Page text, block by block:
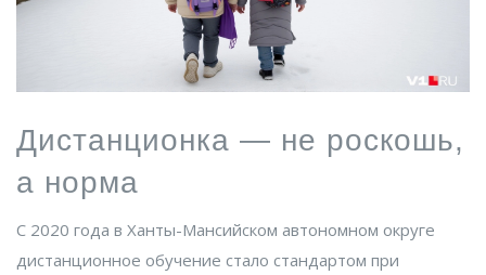
Дистанционка — не роскошь,
а норма
С 2020 года в Ханты-Мансийском автономном округе
дистанционное обучение стало стандартом при